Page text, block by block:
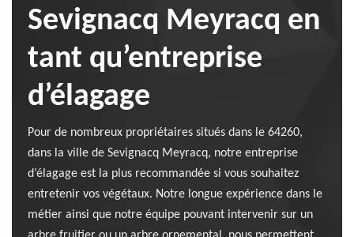
Sevignacq Meyracq en
tant qu’entreprise
d’élagage
Pour de nombreux propriétaires situés dans le 64260,
dans la ville de Sevignacq Meyracq, notre entreprise
d’élagage est la plus recommandée si vous souhaitez
entretenir vos végétaux. Notre longue expérience dans le
métier ainsi que notre équipe pouvant intervenir sur un